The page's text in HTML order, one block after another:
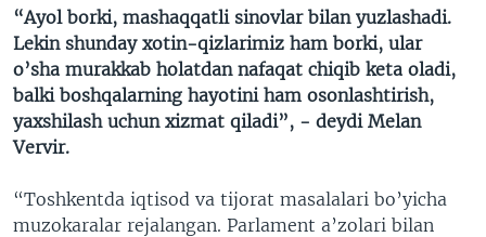
“Ayol borki, mashaqqatli sinovlar bilan yuzlashadi.
Lekin shunday xotin-qizlarimiz ham borki, ular
o’sha murakkab holatdan nafaqat chiqib keta oladi,
balki boshqalarning hayotini ham osonlashtirish,
yaxshilash uchun xizmat qiladi”, - deydi Melan
Vervir.
“Toshkentda iqtisod va tijorat masalalari bo’yicha
muzokaralar rejalangan. Parlament a’zolari bilan